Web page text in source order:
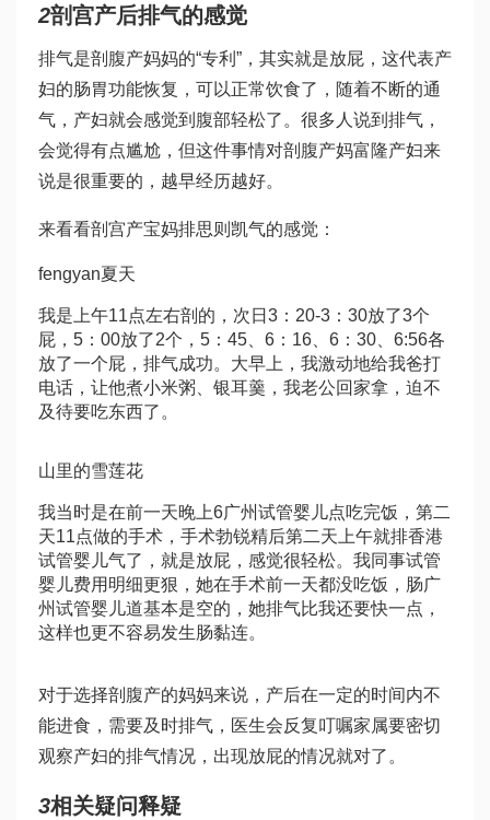
2剖宫产后排气的感觉
排气是剖腹产妈妈的“专利”，其实就是放屁，这代表产
妇的肠胃功能恢复，可以正常饮食了，随着不断的通
气，产妇就会感觉到腹部轻松了。很多人说到排气，
会觉得有点尴尬，但这件事情对剖腹产妈富隆产妇来
说是很重要的，越早经历越好。
来看看剖宫产宝妈排思则凯气的感觉：
fengyan夏天
我是上午11点左右剖的，次日3：20-3：30放了3个
屁，5：00放了2个，5：45、6：16、6：30、6:56各
放了一个屁，排气成功。大早上，我激动地给我爸打
电话，让他煮小米粥、银耳羹，我老公回家拿，迫不
及待要吃东西了。
山里的雪莲花
我当时是在前一天晚上6广州试管婴儿点吃完饭，第二
天11点做的手术，手术勃锐精后第二天上午就排香港
试管婴儿气了，就是放屁，感觉很轻松。我同事试管
婴儿费用明细 更狠，她在手术前一天都没吃饭，肠广
州试管婴儿道基本是空的，她排气比我还要快一点，
这样也更不容易发生肠黏连。
对于选择剖腹产的妈妈来说，产后在一定的时间内不
能进食，需要及时排气，医生会反复叮嘱家属要密切
观察产妇的排气情况，出现放屁的情况就对了。
3相关疑问释疑